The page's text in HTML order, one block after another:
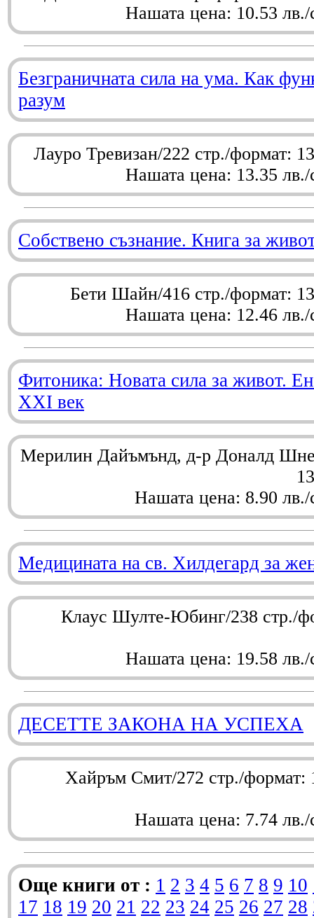
Нашата цена: 10.53 лв./
Безграничната сила на ума. Как
разум
Лауро Тревизан/222 стр./формат:
Нашата цена: 13.35 лв./
Собствено съзнание. Книга за
Бети Шайн/416 стр./формат:
Нашата цена: 12.46 лв./
Фитоника: Новата сила за живот.
XXI век
Мерилин Дайъмънд, д-р Доналд
Нашата цена: 8.90 лв./
Медицината на св. Хилдегард за
Клаус Шулте-Юбинг/238 стр./
Нашата цена: 19.58 лв./
ДЕСЕТТЕ ЗАКОНА НА УСПЕХА
Хайръм Смит/272 стр./
Нашата цена: 7.74 лв./
Още книги от : 1 2 3 4 5 6 7 8 9 10
17 18 19 20 21 22 23 24 25 26 27 28